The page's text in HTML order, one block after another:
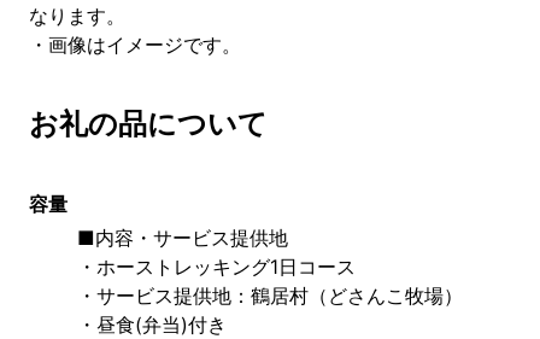
なります。
・画像はイメージです。
お礼の品について
容量
■内容・サービス提供地
・ホーストレッキング1日コース
・サービス提供地：鶴居村（どさんこ牧場）
・昼食(弁当)付き